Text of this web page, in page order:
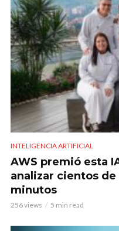
INTELIGENCIA ARTIFICIAL
AWS premió esta
analizar cientos
minutos
256 views 5 min read